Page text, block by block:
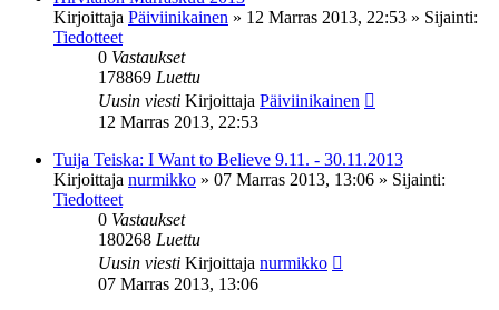
Kirjoittaja Päiviinikainen » 12 Marras 2013, 22:53 » Sijainti:
Tiedotteet
0 Vastaukset
178869 Luettu
Uusin viesti Kirjoittaja Päiviinikainen
12 Marras 2013, 22:53
Tuija Teiska: I Want to Believe 9.11. - 30.11.2013
Kirjoittaja nurmikko » 07 Marras 2013, 13:06 » Sijainti:
Tiedotteet
0 Vastaukset
180268 Luettu
Uusin viesti Kirjoittaja nurmikko
07 Marras 2013, 13:06